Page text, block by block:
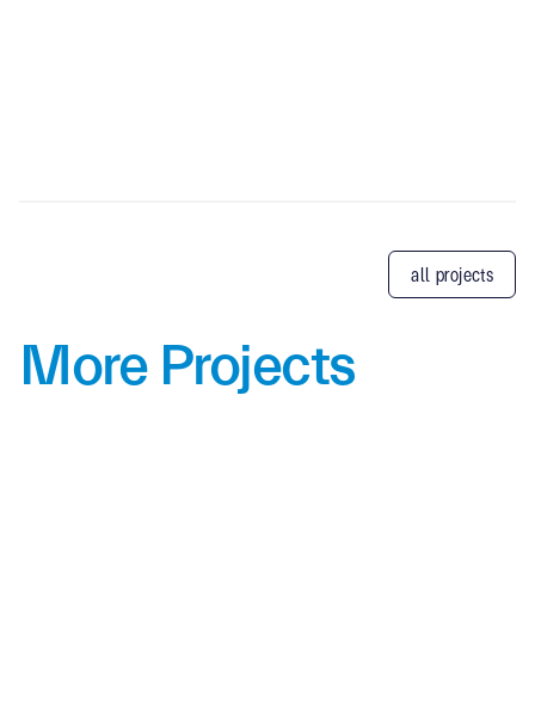
More Projects
all projects